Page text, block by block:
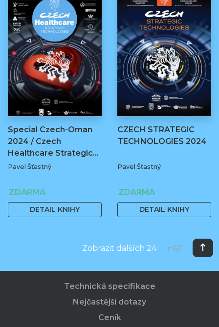
Special Czech-Oman
2024 / Czech
Healthcare Strategic…
Pavel Šťastný
ZDARMA
DETAIL KNIHY
CZECH STRATEGIC
TECHNOLOGIES 2024
Pavel Šťastný
ZDARMA
DETAIL KNIHY
Zobrazit dalších 24 z 62
Technická specifikace
Nejčastější dotazy
Ceník